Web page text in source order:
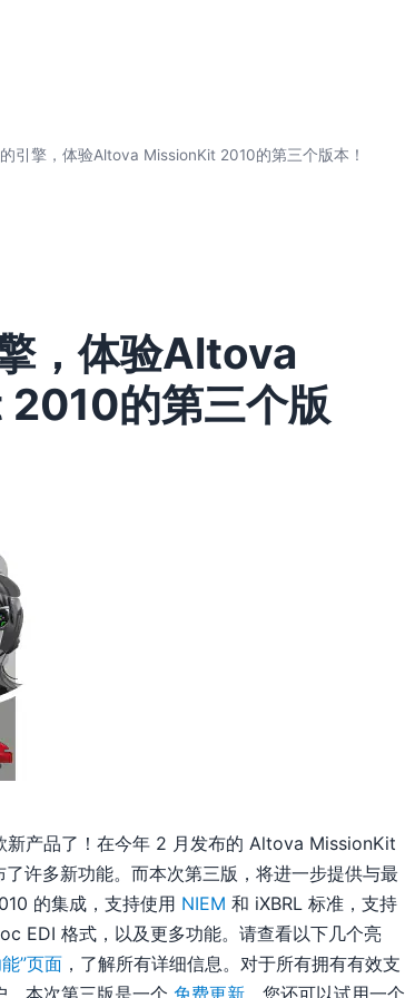
引擎，体验Altova MissionKit 2010的第三个版本！
，体验Altova
的第三个版
新产品了！在今年 2 月发布的 Altova MissionKit
许多新功能。而本次第三版，将进一步提供与最
的集成，支持使用 NIEM 和 iXBRL 标准，支持
EDI 格式，以及更多功能。请查看以下几个亮
”页面 ，了解所有详细信息。对于所有拥有有效支
本次第三版是一个 免费更新 。您还可以试用一个